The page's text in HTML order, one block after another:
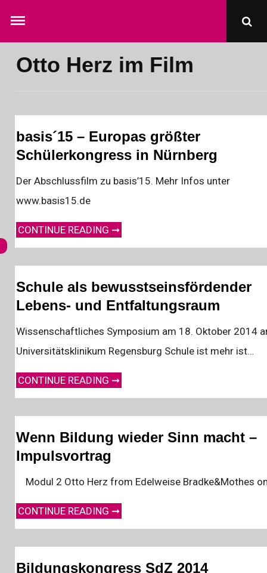
Otto Herz im Film
basis´15 – Europas größter
Schülerkongress in Nürnberg
Der Abschlussfilm zu basis’15. Mehr Infos unter
www.basis15.de
CONTINUE READING ➞
BASIS´15 – EUROPAS GRÖSSTER SCHÜLERKONGRESS IN NÜRNBERG
Schule als bewusstseinsfördender
Lebens- und Entfaltungsraum
Wissenschaftliches Symposium am 18. Oktober 2014
Universitätsklinikum Regensburg Schule ist mehr ist…
CONTINUE READING ➞
SCHULE ALS BEWUSSTSEINSFÖRDENDER LEBENS- UND ENTFALTUNGSRAUM
Wenn Bildung wieder Sinn macht –
Impulsvortrag
Modul 2 Otto Herz from Edelweise Bradke&Mothes
CONTINUE READING ➞
WENN BILDUNG WIEDER SINN MACHT – IMPULSVORTRAG
Bildungskongress SdZ 2014